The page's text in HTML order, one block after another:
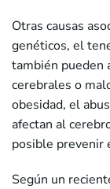
Otras causas
genéticos, el
también pueden
cerebrales o
obesidad, el
afectan al
posible prevenir
Según un